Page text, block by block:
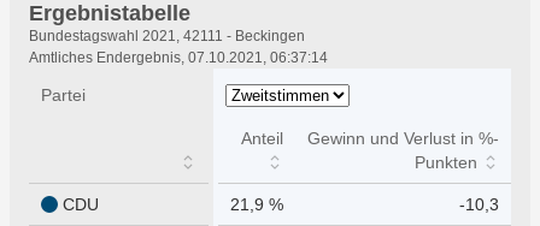
Ergebnistabelle
Ergebnistabelle
Bundestagswahl 2021, 42111 - Beckingen
Amtliches Endergebnis, 07.10.2021, 06:37:14
Partei
Anteil
Gewinn und Verlust in %-
Punkten
CDU 21,9 % -10,3